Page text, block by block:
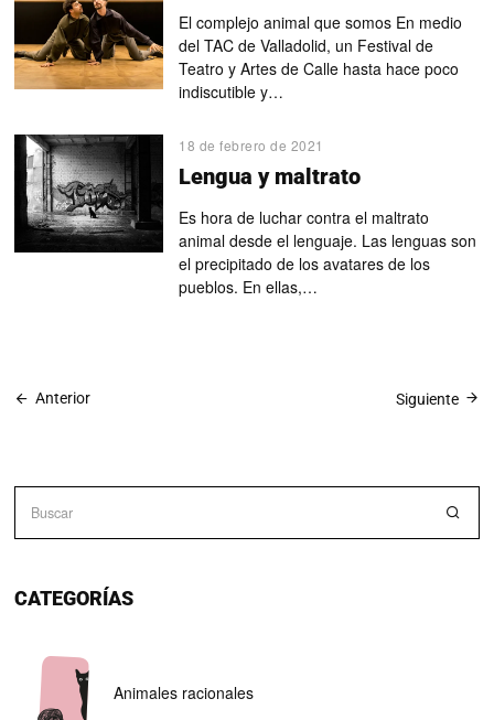
El complejo animal que somos En medio
del TAC de Valladolid, un Festival de
Teatro y Artes de Calle hasta hace poco
indiscutible y…
18 de febrero de 2021
Lengua y maltrato
Es hora de luchar contra el maltrato
animal desde el lenguaje. Las lenguas son
el precipitado de los avatares de los
pueblos. En ellas,…
Anterior Siguiente
CATEGORÍAS
Animales racionales